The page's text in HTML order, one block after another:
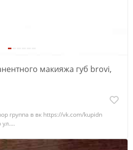
макияжа губ brovi,
группа в вк https://vk.com/kupidn